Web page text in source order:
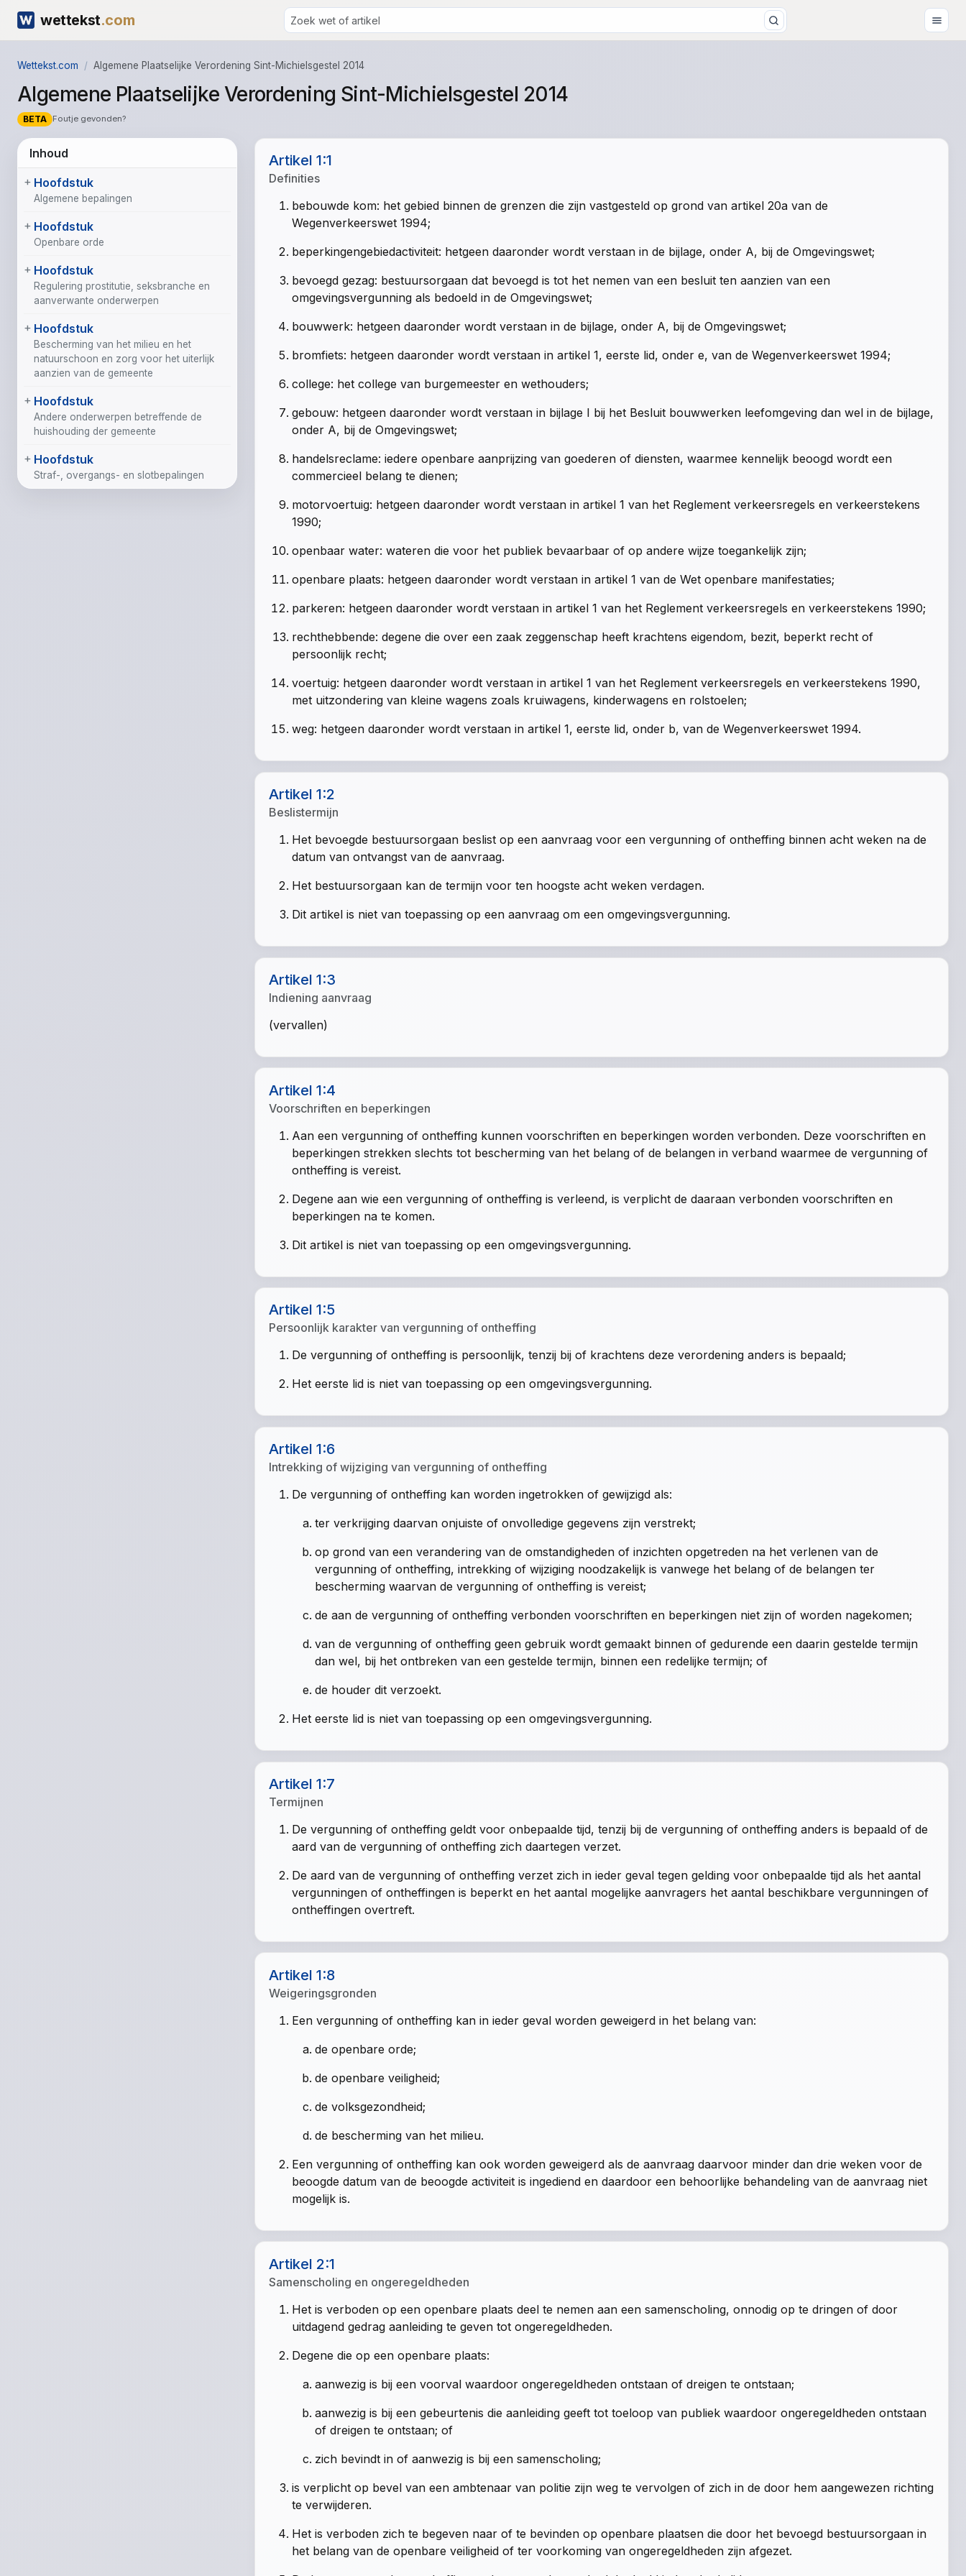
wettekst.com
Wettekst.com Algemene Plaatselijke Verordening Sint-Michielsgestel 2014
Algemene Plaatselijke Verordening Sint-Michielsgestel 2014
BETA Foutje gevonden?
Inhoud
Hoofdstuk
Algemene bepalingen
Hoofdstuk
Openbare orde
Hoofdstuk
Regulering prostitutie, seksbranche en
aanverwante onderwerpen
Hoofdstuk
Bescherming van het milieu en het
natuurschoon en zorg voor het uiterlijk
aanzien van de gemeente
Hoofdstuk
Andere onderwerpen betreffende de
huishouding der gemeente
Hoofdstuk
Straf-, overgangs- en slotbepalingen
Artikel 1:1
Definities
bebouwde kom: het gebied binnen de grenzen die zijn vastgesteld op grond van artikel 20a van de
Wegenverkeerswet 1994;
beperkingengebiedactiviteit: hetgeen daaronder wordt verstaan in de bijlage, onder A, bij de Omgevingswet;
bevoegd gezag: bestuursorgaan dat bevoegd is tot het nemen van een besluit ten aanzien van een
omgevingsvergunning als bedoeld in de Omgevingswet;
bouwwerk: hetgeen daaronder wordt verstaan in de bijlage, onder A, bij de Omgevingswet;
bromfiets: hetgeen daaronder wordt verstaan in artikel 1, eerste lid, onder e, van de Wegenverkeerswet 1994;
college: het college van burgemeester en wethouders;
gebouw: hetgeen daaronder wordt verstaan in bijlage I bij het Besluit bouwwerken leefomgeving dan wel in de bijlage,
onder A, bij de Omgevingswet;
handelsreclame: iedere openbare aanprijzing van goederen of diensten, waarmee kennelijk beoogd wordt een
commercieel belang te dienen;
motorvoertuig: hetgeen daaronder wordt verstaan in artikel 1 van het Reglement verkeersregels en verkeerstekens
1990;
openbaar water: wateren die voor het publiek bevaarbaar of op andere wijze toegankelijk zijn;
openbare plaats: hetgeen daaronder wordt verstaan in artikel 1 van de Wet openbare manifestaties;
parkeren: hetgeen daaronder wordt verstaan in artikel 1 van het Reglement verkeersregels en verkeerstekens 1990;
rechthebbende: degene die over een zaak zeggenschap heeft krachtens eigendom, bezit, beperkt recht of
persoonlijk recht;
voertuig: hetgeen daaronder wordt verstaan in artikel 1 van het Reglement verkeersregels en verkeerstekens 1990,
met uitzondering van kleine wagens zoals kruiwagens, kinderwagens en rolstoelen;
weg: hetgeen daaronder wordt verstaan in artikel 1, eerste lid, onder b, van de Wegenverkeerswet 1994.
Artikel 1:2
Beslistermijn
Het bevoegde bestuursorgaan beslist op een aanvraag voor een vergunning of ontheffing binnen acht weken na de
datum van ontvangst van de aanvraag.
Het bestuursorgaan kan de termijn voor ten hoogste acht weken verdagen.
Dit artikel is niet van toepassing op een aanvraag om een omgevingsvergunning.
Artikel 1:3
Indiening aanvraag
(vervallen)
Artikel 1:4
Voorschriften en beperkingen
Aan een vergunning of ontheffing kunnen voorschriften en beperkingen worden verbonden. Deze voorschriften en
beperkingen strekken slechts tot bescherming van het belang of de belangen in verband waarmee de vergunning of
ontheffing is vereist.
Degene aan wie een vergunning of ontheffing is verleend, is verplicht de daaraan verbonden voorschriften en
beperkingen na te komen.
Dit artikel is niet van toepassing op een omgevingsvergunning.
Artikel 1:5
Persoonlijk karakter van vergunning of ontheffing
De vergunning of ontheffing is persoonlijk, tenzij bij of krachtens deze verordening anders is bepaald;
Het eerste lid is niet van toepassing op een omgevingsvergunning.
Artikel 1:6
Intrekking of wijziging van vergunning of ontheffing
De vergunning of ontheffing kan worden ingetrokken of gewijzigd als:
ter verkrijging daarvan onjuiste of onvolledige gegevens zijn verstrekt;
op grond van een verandering van de omstandigheden of inzichten opgetreden na het verlenen van de
vergunning of ontheffing, intrekking of wijziging noodzakelijk is vanwege het belang of de belangen ter
bescherming waarvan de vergunning of ontheffing is vereist;
de aan de vergunning of ontheffing verbonden voorschriften en beperkingen niet zijn of worden nagekomen;
van de vergunning of ontheffing geen gebruik wordt gemaakt binnen of gedurende een daarin gestelde termijn
dan wel, bij het ontbreken van een gestelde termijn, binnen een redelijke termijn; of
de houder dit verzoekt.
Het eerste lid is niet van toepassing op een omgevingsvergunning.
Artikel 1:7
Termijnen
De vergunning of ontheffing geldt voor onbepaalde tijd, tenzij bij de vergunning of ontheffing anders is bepaald of de
aard van de vergunning of ontheffing zich daartegen verzet.
De aard van de vergunning of ontheffing verzet zich in ieder geval tegen gelding voor onbepaalde tijd als het aantal
vergunningen of ontheffingen is beperkt en het aantal mogelijke aanvragers het aantal beschikbare vergunningen of
ontheffingen overtreft.
Artikel 1:8
Weigeringsgronden
Een vergunning of ontheffing kan in ieder geval worden geweigerd in het belang van:
de openbare orde;
de openbare veiligheid;
de volksgezondheid;
de bescherming van het milieu.
Een vergunning of ontheffing kan ook worden geweigerd als de aanvraag daarvoor minder dan drie weken voor de
beoogde datum van de beoogde activiteit is ingediend en daardoor een behoorlijke behandeling van de aanvraag niet
mogelijk is.
Artikel 2:1
Samenscholing en ongeregeldheden
Het is verboden op een openbare plaats deel te nemen aan een samenscholing, onnodig op te dringen of door
uitdagend gedrag aanleiding te geven tot ongeregeldheden.
Degene die op een openbare plaats:
aanwezig is bij een voorval waardoor ongeregeldheden ontstaan of dreigen te ontstaan;
aanwezig is bij een gebeurtenis die aanleiding geeft tot toeloop van publiek waardoor ongeregeldheden ontstaan
of dreigen te ontstaan; of
zich bevindt in of aanwezig is bij een samenscholing;
is verplicht op bevel van een ambtenaar van politie zijn weg te vervolgen of zich in de door hem aangewezen richting
te verwijderen.
Het is verboden zich te begeven naar of te bevinden op openbare plaatsen die door het bevoegd bestuursorgaan in
het belang van de openbare veiligheid of ter voorkoming van ongeregeldheden zijn afgezet.